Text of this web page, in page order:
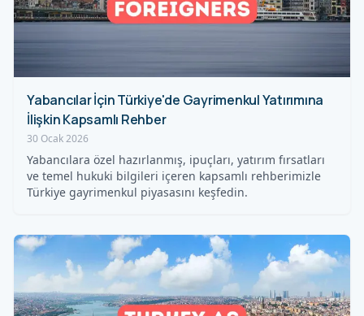
Yabancılar İçin Türkiye'de Gayrimenkul Yatırımına
İlişkin Kapsamlı Rehber
30 Ocak 2026
Yabancılara özel hazırlanmış, ipuçları, yatırım fırsatları
ve temel hukuki bilgileri içeren kapsamlı rehberimizle
Türkiye gayrimenkul piyasasını keşfedin.